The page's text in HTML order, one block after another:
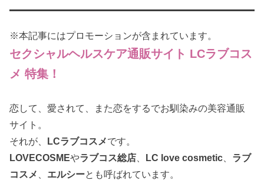
※本記事にはプロモーションが含まれています。
セクシャルヘルスケア通販サイト LCラブコス
メ 特集！
恋して、愛されて、また恋をするでお馴染みの美容通販
サイト。
それが、 LCラブコスメです。
LOVECOSMEやラブコス総店 LC love cosmetic
ラブ
コスメ
エルシーとも呼ばれています。